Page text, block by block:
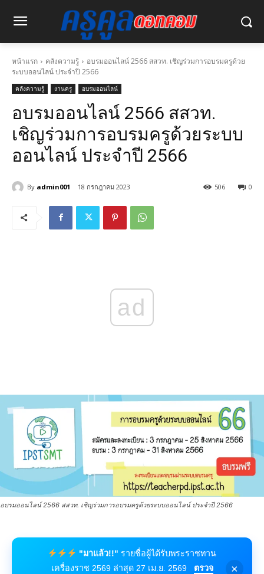
หน้าแรก คลังความรู้
อบรมออนไลน์ 2566 สสวท. เชิญร่วมการอบรมครูด้วย
ระบบออนไลน์ ประจำปี 2566
คลังความรู้ งานครู อบรมออนไลน์
อบรมออนไลน์ 2566 สสวท.
เชิญร่วมการอบรมครูด้วยระบบ
ออนไลน์ ประจำปี 2566
By admin001 18 กรกฎาคม 2023 0
506
ad
อบรมออนไลน์ 2566 สสวท. เชิญร่วมการอบรมครูด้วยระบบออนไลน์ ประจำปี 2566
"มาแล้ว!!" รายชื่อผู้ได้รับพระราชทาน
เครื่องราช 2569 ล่าสุด 27 เม.ย. 2569
ตรวจ
×